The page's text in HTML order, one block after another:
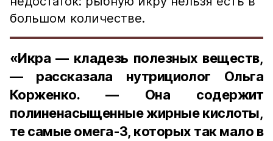
большом количестве.
«Икра — кладезь полезных веществ,
— рассказала нутрициолог Ольга
Корженко. — Она содержит
полиненасыщенные жирные кислоты,
те самые омега-3, которых так мало в